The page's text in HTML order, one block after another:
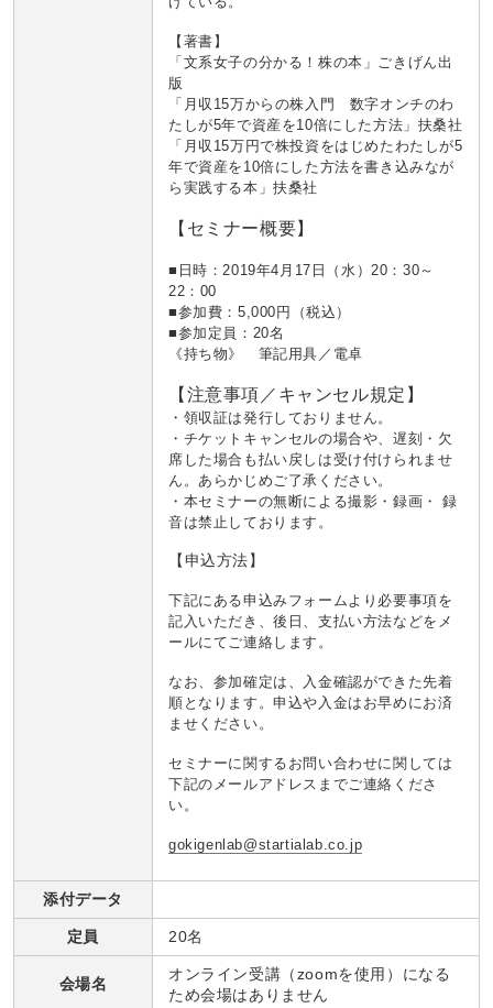
【著書】
「文系女子の分かる！株の本」ごきげん出
版
「月収15万からの株入門 数字オンチのわ
たしが5年で資産を10倍にした方法」扶桑社
「月収15万円で株投資をはじめたわたしが5
年で資産を10倍にした方法を書き込みなが
ら実践する本」扶桑社
【セミナー概要】
■日時：2019年4月17日（水）20：30～
22：00
■参加費：5,000円（税込）
■参加定員：20名
《持ち物》 筆記用具／電卓
【注意事項／キャンセル規定】
・領収証は発行しておりません。
・チケットキャンセルの場合や、遅刻・欠
席した場合も払い戻しは受け付けられませ
ん。あらかじめご了承ください。
・本セミナーの無断による撮影・録画・ 録
音は禁止しております。
【申込方法】
下記にある申込みフォームより必要事項を
記入いただき、後日、支払い方法などをメ
ールにてご連絡します。
なお、参加確定は、入金確認ができた先着
順となります。申込や入金はお早めにお済
ませください。
セミナーに関するお問い合わせに関しては
下記のメールアドレスまでご連絡くださ
い。
gokigenlab@startialab.co.jp
添付データ
定員 20名
会場名
オンライン受講（zoomを使用）になる
ため会場はありません